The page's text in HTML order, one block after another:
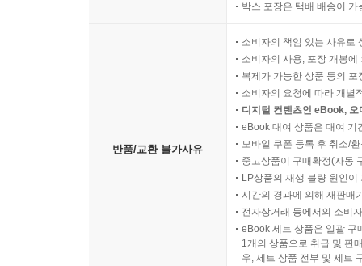
박스 포장은 택배 배송이
반품/교환 불가사유
소비자의 책임 있는 사유로
소비자의 사용, 포장 개봉
복제가 가능한 상품 등의
소비자의 요청에 따라 개별
디지털 컨텐츠인 eBook,
eBook 대여 상품은 대여 기
모바일 쿠폰 등록 후 취소/
중고상품이 구매확정(자동
LP상품의 재생 불량 원인
시간의 경과에 의해 재판매
전자상거래 등에서의 소비
eBook 세트 상품은 일괄 구
1개의 상품으로 취급 및 판
우, 세트 상품 전부 및 세트